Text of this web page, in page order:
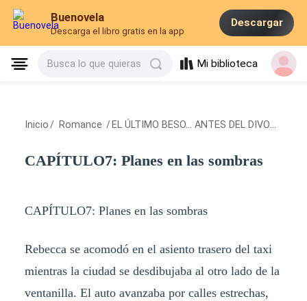
Buenovela
Descarga el libro gratis en la app
Descargar
Busca lo que quieras Mi biblioteca
Inicio / Romance / EL ÚLTIMO BESO... ANTES DEL DIVORCIO
CAPÍTULO7: Planes en las sombras
CAPÍTULO7: Planes en las sombras
Rebecca se acomodó en el asiento trasero del taxi
mientras la ciudad se desdibujaba al otro lado de la
ventanilla. El auto avanzaba por calles estrechas,